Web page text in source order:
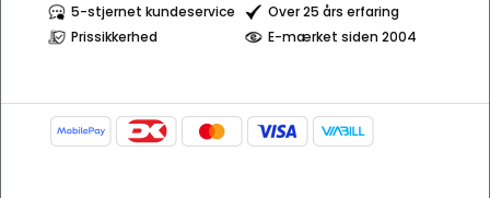
5-stjernet kundeservice
Over 25 års erfaring
Prissikkerhed
E-mærket siden 2004